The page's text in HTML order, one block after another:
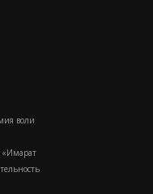
воли
«Имарат